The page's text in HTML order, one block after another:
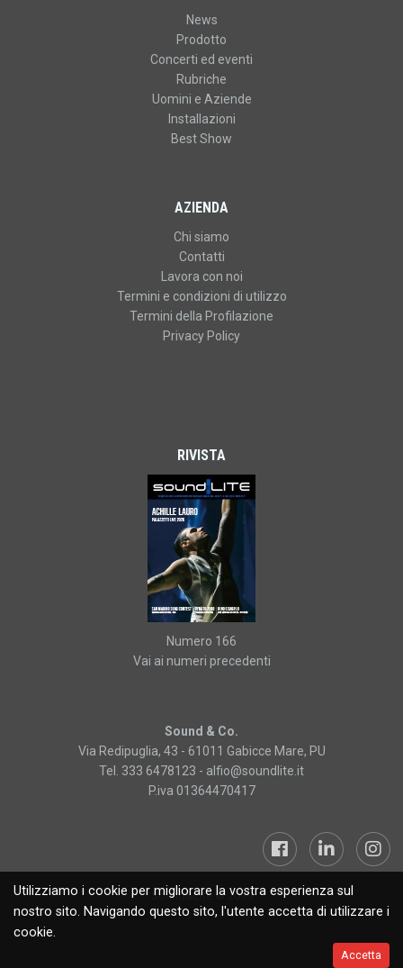
Utilizziamo i cookie per migliorare la vostra esperienza sul
nostro sito. Navigando questo sito, l'utente accetta di utilizzare i
cookie.
Accetta
News
Prodotto
Concerti ed eventi
Rubriche
Uomini e Aziende
Installazioni
Best Show
AZIENDA
Chi siamo
Contatti
Lavora con noi
Termini e condizioni di utilizzo
Termini della Profilazione
Privacy Policy
RIVISTA
Numero 166
Vai ai numeri precedenti
Sound & Co.
Via Redipuglia, 43 - 61011 Gabicce Mare, PU
Tel. 333 6478123 - alfio@soundlite.it
P.iva 01364470417
Sound&Lite © 2019